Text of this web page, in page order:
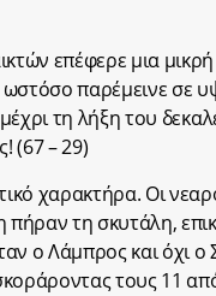
επέφερε μια
ωστόσο παρέμεινε
τη λήξη του
(67 – 29)
χαρακτήρα. Οι
πήραν τη σκυτάλη,
ο Λάμπρος και όχι ο
τους 11